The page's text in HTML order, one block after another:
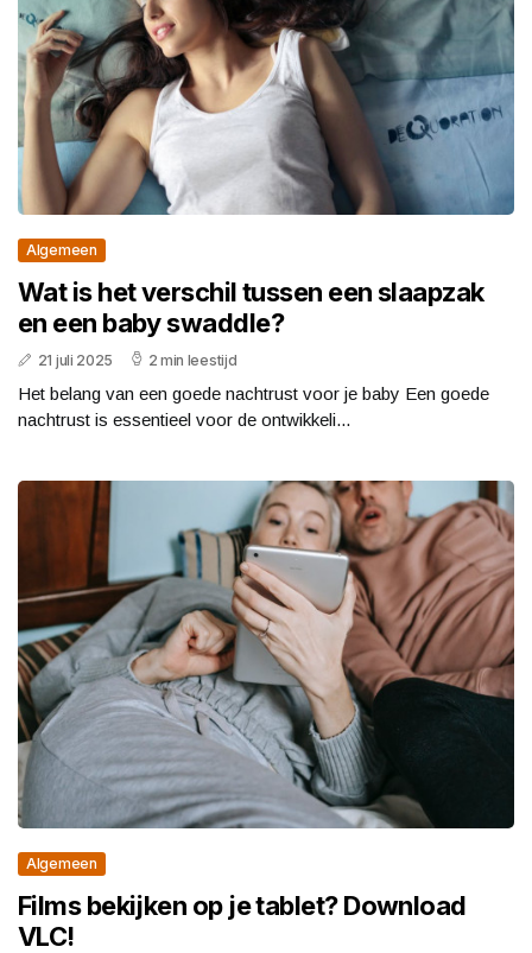
Algemeen
Wat is het verschil tussen een slaapzak
en een baby swaddle?
21 juli 2025 2 min leestijd
Het belang van een goede nachtrust voor je baby Een goede
nachtrust is essentieel voor de ontwikkeli...
Algemeen
Films bekijken op je tablet? Download
VLC!